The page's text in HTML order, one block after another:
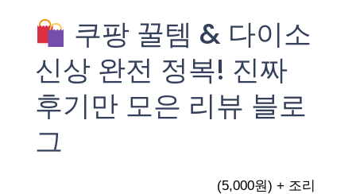
쿠팡 꿀템 & 다이소
신상 완전 정복! 진짜
후기만 모은 리뷰 블로
그
(5,000원) + 조리